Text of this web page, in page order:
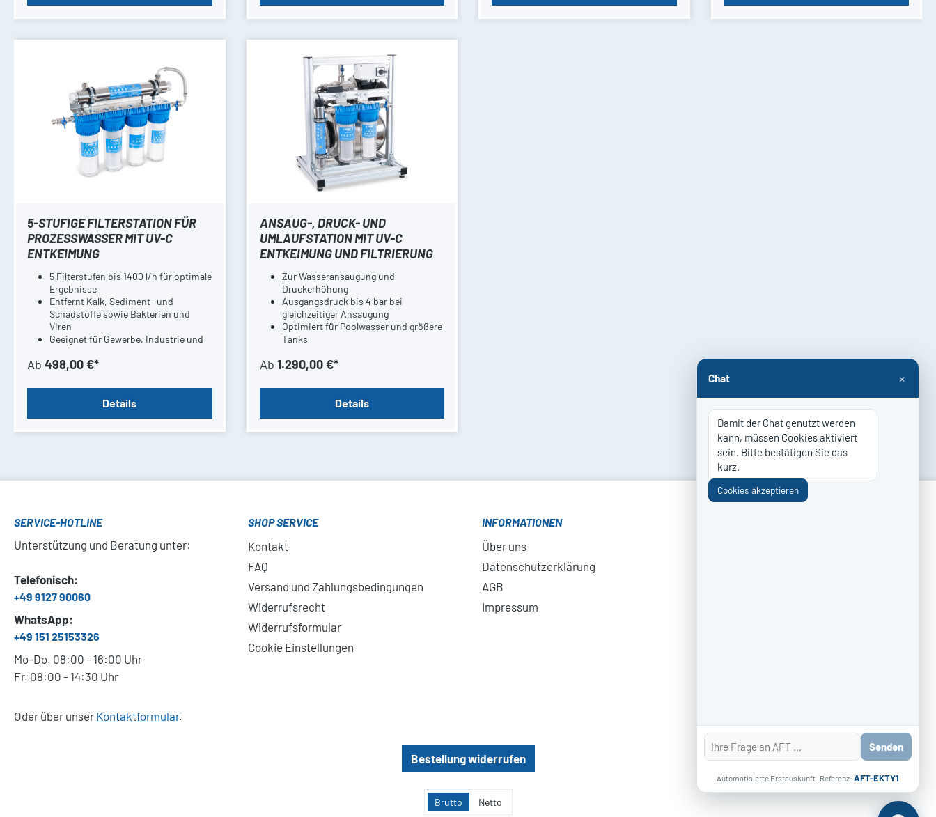
5-STUFIGE FILTERSTATION FÜR
PROZESSWASSER MIT UV-C
ENTKEIMUNG
5 Filterstufen bis 1400 l/h für optimale
Ergebnisse
Entfernt Kalk, Sediment- und
Schadstoffe sowie Bakterien und
Viren
Geeignet für Gewerbe, Industrie und
Ab 498,00 €*
Details
ANSAUG-, DRUCK- UND
UMLAUFSTATION MIT UV-C
ENTKEIMUNG UND FILTRIERUNG
Zur Wasseransaugung und
Druckerhöhung
Ausgangsdruck bis 4 bar bei
gleichzeitiger Ansaugung
Optimiert für Poolwasser und größere
Tanks
Aktivkohlefilter
Ab 1.290,00 €*
Details
SERVICE-HOTLINE
Unterstützung und Beratung unter:
Telefonisch:
+49 9127 90060
WhatsApp:
+49 151 25153326
Mo-Do. 08:00 - 16:00 Uhr
Fr. 08:00 - 14:30 Uhr
Oder über unser Kontaktformular.
SHOP SERVICE
Kontakt
FAQ
Versand und Zahlungsbedingungen
Widerrufsrecht
Widerrufsformular
Cookie Einstellungen
INFORMATIONEN
Über uns
Datenschutzerklärung
AGB
Impressum
Bestellung widerrufen
Brutto Netto
Chat ×
Damit der Chat genutzt werden
kann, müssen Cookies aktiviert
sein. Bitte bestätigen Sie das
kurz.
Cookies akzeptieren
Senden
Automatisierte Erstauskunft · Referenz: AFT-EKTY1